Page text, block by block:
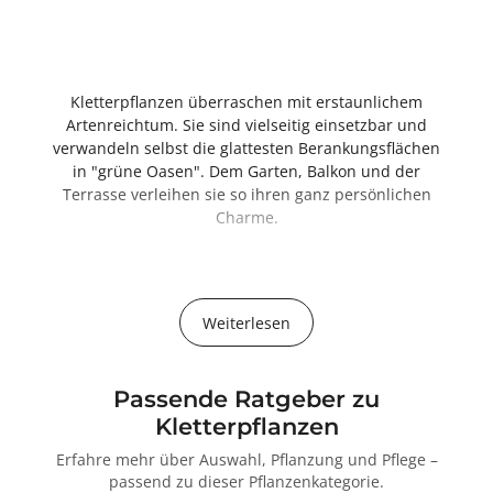
Kletterpflanzen überraschen mit erstaunlichem
Artenreichtum. Sie sind vielseitig einsetzbar und
verwandeln selbst die glattesten Berankungsflächen
in "grüne Oasen". Dem Garten, Balkon und der
Terrasse verleihen sie so ihren ganz persönlichen
Charme.
Flächen artenreich begrünen
Kletterpflanzen (Schlingpflanzen oder auch
Rankpflanzen) sind eineplatzsparende
Gestaltungselement. Dabei sind Kletterpflanzen nicht
nur ein schnell grünenderSonnen-, Wind-
Sichtschutz,sondern verzaubern mit ihrem
betörendenDuft,ihrem Blüten-, Blatt-und
dekorativenFruchtschmucksowie ihrerattraktiven
Weiterlesen
Passende Ratgeber zu
Kletterpflanzen
Erfahre mehr über Auswahl, Pflanzung und Pflege –
passend zu dieser Pflanzenkategorie.